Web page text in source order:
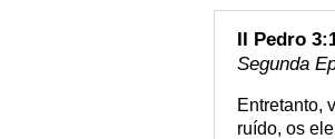
II Pedro
Segunda
Entretanto,
ruído, os